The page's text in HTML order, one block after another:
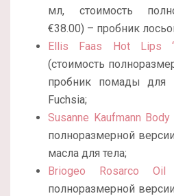
мл, стоимость
€38.00) – пробник
Ellis Faas Hot Lips
(стоимость
пробник помады для
Fuchsia;
Susanne Kaufmann Body
полноразмерной
масла для тела;
Briogeo Rosarco Oil
полноразмерной